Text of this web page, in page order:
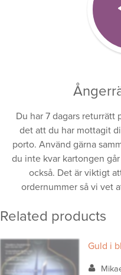
Du har 7 dagars returrätt
det att du har mottagit
porto. Använd gärna
du inte kvar kartongen
också. Det är viktigt
ordernummer så vi vet
Related products
Guld i